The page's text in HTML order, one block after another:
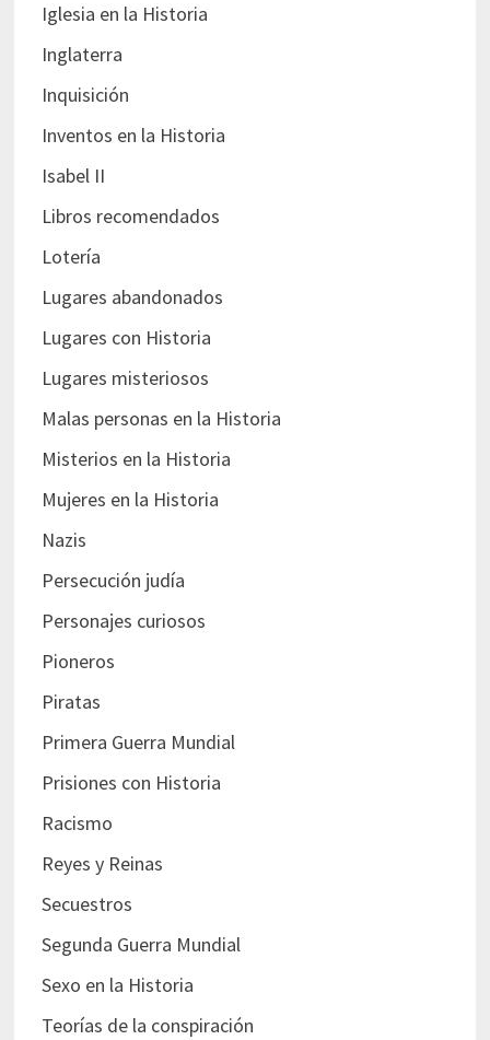
Iglesia en la Historia
Inglaterra
Inquisición
Inventos en la Historia
Isabel II
Libros recomendados
Lotería
Lugares abandonados
Lugares con Historia
Lugares misteriosos
Malas personas en la Historia
Misterios en la Historia
Mujeres en la Historia
Nazis
Persecución judía
Personajes curiosos
Pioneros
Piratas
Primera Guerra Mundial
Prisiones con Historia
Racismo
Reyes y Reinas
Secuestros
Segunda Guerra Mundial
Sexo en la Historia
Teorías de la conspiración